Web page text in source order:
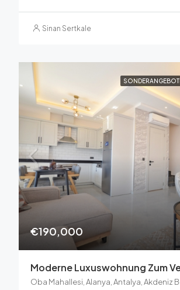
Sinan Sertkale
€190,000
Oba Mahallesi, Alanya, Antalya, Akdeniz